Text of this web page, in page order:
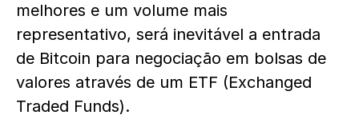
melhores e um volume mais
representativo, será inevitável a entrada
de Bitcoin para negociação em bolsas de
valores através de um ETF (Exchanged
Traded Funds).